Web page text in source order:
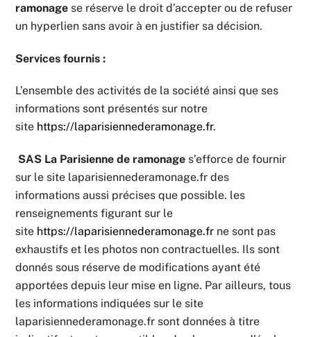
ramonage se réserve le droit d’accepter ou de refuser
un hyperlien sans avoir à en justifier sa décision.
Services fournis :
L’ensemble des activités de la société ainsi que ses
informations sont présentés sur notre
site https://laparisiennederamonage.fr.
SAS La Parisienne de ramonage s’efforce de fournir
sur le site laparisiennederamonage.fr des
informations aussi précises que possible. les
renseignements figurant sur le
site https://laparisiennederamonage.fr ne sont pas
exhaustifs et les photos non contractuelles. Ils sont
donnés sous réserve de modifications ayant été
apportées depuis leur mise en ligne. Par ailleurs, tous
les informations indiquées sur le site
laparisiennederamonage.fr sont données à titre